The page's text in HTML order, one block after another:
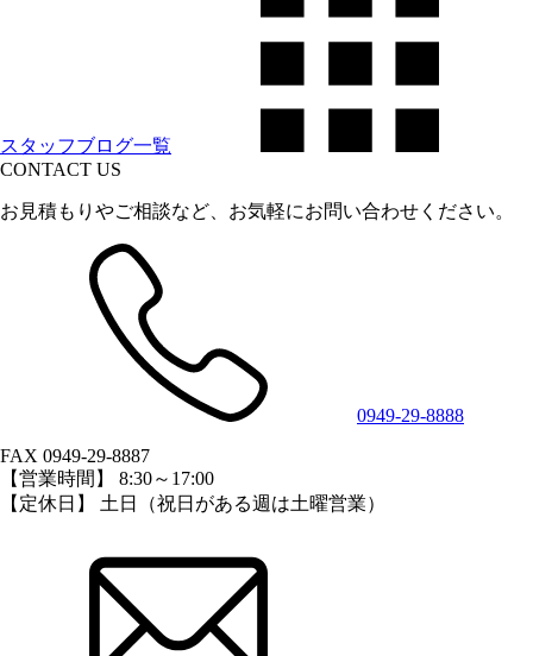
スタッフブログ一覧
CONTACT US
お見積もりやご相談など、お気軽にお問い合わせください。
0949-29-8888
FAX 0949-29-8887
【営業時間】 8:30～17:00
【定休日】 土日（祝日がある週は土曜営業）